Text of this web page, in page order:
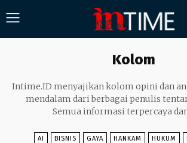
Kolom
Intime.ID menyajikan kolom opini dan
mendalam dari berbagai penulis
Semua informasi terpercaya
AI BISNIS GAYA HANKAM HUKUM